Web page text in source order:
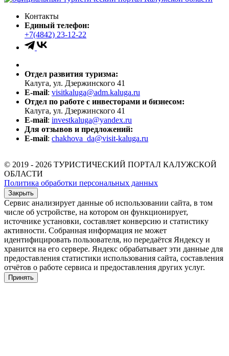
Контакты
Единый телефон:
+7(4842) 23-12-22
Отдел развития туризма:
Калуга, ул. Дзержинского 41
E-mail: visitkaluga@adm.kaluga.ru
Отдел по работе с инвесторами и бизнесом:
Калуга, ул. Дзержинского 41
E-mail: investkaluga@yandex.ru
Для отзывов и предложений:
E-mail: chakhova_da@visit-kaluga.ru
© 2019 - 2026 ТУРИСТИЧЕСКИЙ ПОРТАЛ КАЛУЖСКОЙ
ОБЛАСТИ
Политика обработки персональных данных
Закрыть
Сервис анализирует данные об использовании сайта, в том
числе об устройстве, на котором он функционирует,
источнике установки, составляет конверсию и статистику
активности. Собранная информация не может
идентифицировать пользователя, но передаётся Яндексу и
хранится на его сервере. Яндекс обрабатывает эти данные для
предоставления статистики использования сайта, составления
отчётов о работе сервиса и предоставления других услуг.
Принять